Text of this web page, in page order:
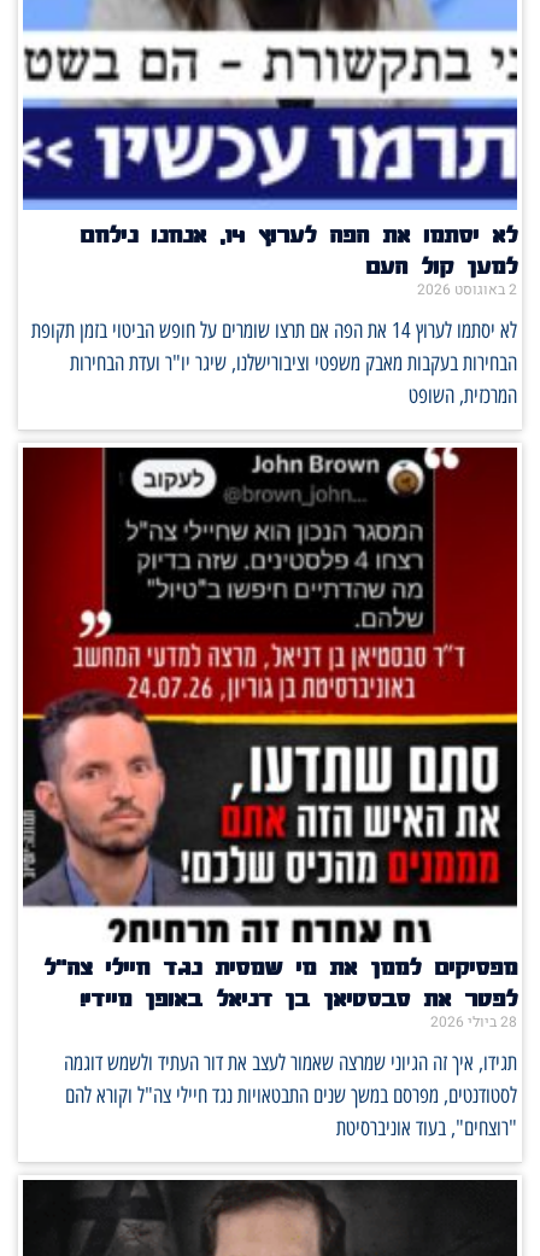
לא יסתמו את הפה לערוץ 14, אנחנו נילחם
למען קול העם
2 באוגוסט 2026
לא יסתמו לערוץ 14 את הפה אם תרצו שומרים על חופש הביטוי בזמן תקופת
הבחירות בעקבות מאבק משפטי וציבורישלנו, שיגר יו"ר ועדת הבחירות
המרכזית, השופט
מפסיקים לממן את מי שמסית נגד חיילי צה"ל
לפטר את סבסטיאן בן דניאל באופן מיידי!
28 ביולי 2026
תגידו, איך זה הגיוני שמרצה שאמור לעצב את דור העתיד ולשמש דוגמה
לסטודנטים, מפרסם במשך שנים התבטאויות נגד חיילי צה"ל וקורא להם
"רוצחים", בעוד אוניברסיטת